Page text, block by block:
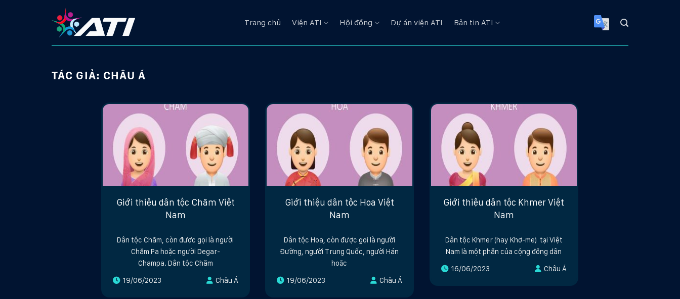
Trang chủ Viện ATI Hội đồng Dự án viện ATI Bản tin ATI
TÁC GIẢ: CHÂU Á
Giới thiệu dân tộc Chăm Việt
Nam
Dân tộc Chăm, còn được gọi là người
Chăm Pa hoặc người Degar-
Champa. Dân tộc Chăm
19/06/2023 Châu Á
Giới thiệu dân tộc Hoa Việt
Nam
Dân tộc Hoa, còn được gọi là người
Đường, người Trung Quốc, người Hán
hoặc
19/06/2023 Châu Á
Giới thiệu dân tộc Khmer Việt
Nam
Dân tộc Khmer (hay Khơ-me) tại Việt
Nam là một phần của cộng đồng dân
16/06/2023 Châu Á